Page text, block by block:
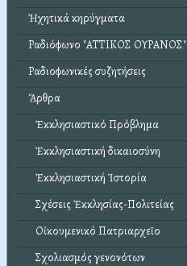
Ἠχητικά κηρύγματα
Ραδιόφωνο "ΑΤΤΙΚΟΣ ΟΥΡΑΝΟΣ"
Ραδιοφωνικές συζητήσεις
Ἄρθρα
Ἐκκλησιαστικό Πρόβλημα
Ἐκκλησιαστική δικαιοσύνη
Ἐκκλησιαστική Ἱστορία
Σχέσεις Ἐκκλησίας-Πολιτείας
Οἰκουμενικό Πατριαρχεῖο
Σχολιασμός γενονότων